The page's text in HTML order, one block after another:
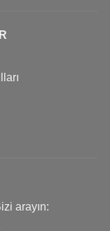
arayın: